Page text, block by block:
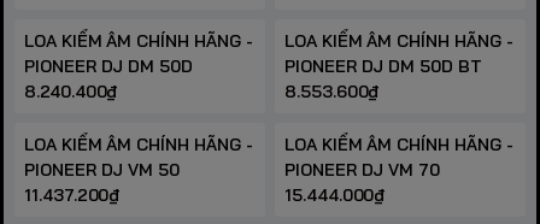
LOA KIỂM ÂM CHÍNH HÃNG -
PIONEER DJ DM 50D
8.240.400₫
LOA KIỂM ÂM CHÍNH HÃNG -
PIONEER DJ DM 50D BT
8.553.600₫
LOA KIỂM ÂM CHÍNH HÃNG -
PIONEER DJ VM 50
11.437.200₫
LOA KIỂM ÂM CHÍNH HÃNG -
PIONEER DJ VM 70
15.444.000₫